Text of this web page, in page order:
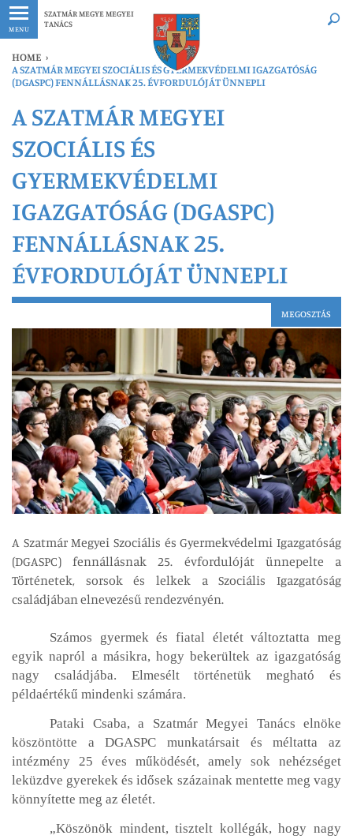
MENU
SZATMÁR MEGYE MEGYEI
TANÁCS
Legfrissebb Bármikor
HOME ›
A SZATMÁR MEGYEI SZOCIÁLIS ÉS GYERMEKVÉDELMI IGAZGATÓSÁG
(DGASPC) FENNÁLLÁSNAK 25. ÉVFORDULÓJÁT ÜNNEPLI
A SZATMÁR MEGYEI
SZOCIÁLIS ÉS
GYERMEKVÉDELMI
IGAZGATÓSÁG (DGASPC)
FENNÁLLÁSNAK 25.
ÉVFORDULÓJÁT ÜNNEPLI
MEGOSZTÁS
A Szatmár Megyei Szociális és Gyermekvédelmi Igazgatóság
(DGASPC) fennállásnak 25. évfordulóját ünnepelte a
Történetek, sorsok és lelkek a Szociális Igazgatóság
családjában elnevezésű rendezvényén.
Számos gyermek és fiatal életét változtatta meg
egyik napról a másikra, hogy bekerültek az igazgatóság
nagy családjába. Elmesélt történetük megható és
példaértékű mindenki számára.
Pataki Csaba, a Szatmár Megyei Tanács elnöke
köszöntötte a DGASPC munkatársait és méltatta az
intézmény 25 éves működését, amely sok nehézséget
leküzdve gyerekek és idősek százainak mentette meg vagy
könnyítette meg az életét.
„Köszönök mindent, tisztelt kollégák, hogy nagy